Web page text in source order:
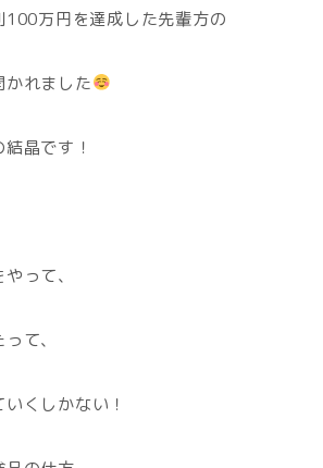
100万円を達成した先輩方の
れました
晶です！
って、
て、
くしかない！